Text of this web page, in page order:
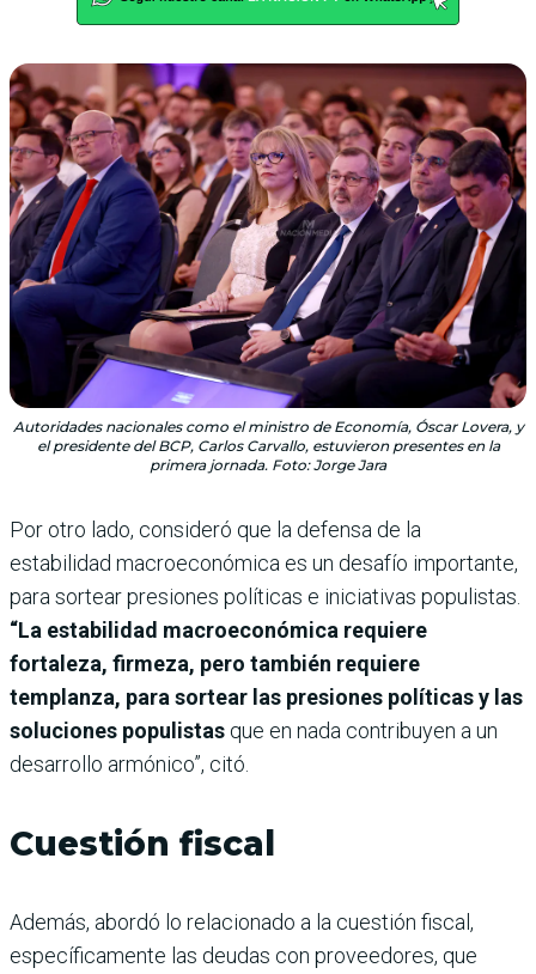
Autoridades nacionales como el ministro de Economía, Óscar Lovera, y
el presidente del BCP, Carlos Carvallo, estuvieron presentes en la
primera jornada. Foto: Jorge Jara
Por otro lado, consideró que la defensa de la
estabilidad macroeconómica es un desafío importante,
para sortear presiones políticas e iniciativas populistas.
“La estabilidad macroeconómica requiere
fortaleza, firmeza, pero también requiere
templanza, para sortear las presiones políticas y las
soluciones populistas que en nada contribuyen a un
desarrollo armónico”, citó.
Cuestión fiscal
Además, abordó lo relacionado a la cuestión fiscal,
específicamente las deudas con proveedores, que